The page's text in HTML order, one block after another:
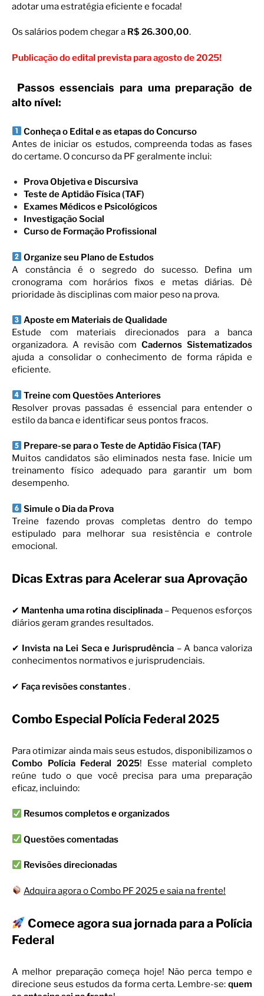
adotar uma estratégia eficiente e focada!
Os salários podem chegar a R$ 26.300,00.
Publicação do edital prevista para agosto de 2025!
Passos essenciais para uma preparação de
alto nível:
Conheça o Edital e as etapas do Concurso
Antes de iniciar os estudos, compreenda todas as fases
do certame. O concurso da PF geralmente inclui:
Prova Objetiva e Discursiva
Teste de Aptidão Física (TAF)
Exames Médicos e Psicológicos
Investigação Social
Curso de Formação Profissional
Organize seu Plano de Estudos
A constância é o segredo do sucesso. Defina um
cronograma com horários fixos e metas diárias. Dê
prioridade às disciplinas com maior peso na prova.
Aposte em Materiais de Qualidade
Estude com materiais direcionados para a banca
organizadora. A revisão comCadernos Sistematizados
ajuda a consolidar o conhecimento de forma rápida e
eficiente.
Treine com Questões Anteriores
Resolver provas passadas é essencial para entender o
estilo da banca e identificar seus pontos fracos.
Prepare-se para o Teste de Aptidão Física (TAF)
Muitos candidatos são eliminados nesta fase. Inicie um
treinamento físico adequado para garantir um bom
desempenho.
Simule o Dia da Prova
Treine fazendo provas completas dentro do tempo
estipulado para melhorar sua resistência e controle
emocional.
Dicas Extras para Acelerar sua Aprovação
✔ Mantenha uma rotina disciplinada– Pequenos esforços
diários geram grandes resultados.
✔ Invista na Lei Seca e Jurisprudência – A banca valoriza
conhecimentos normativos e jurisprudenciais.
✔ Faça revisões constantes.
Combo Especial Polícia Federal 2025
Para otimizar ainda mais seus estudos, disponibilizamos o
Combo Polícia Federal 2025! Esse material completo
reúne tudo o que você precisa para uma preparação
eficaz, incluindo:
Resumos completos e organizados
Questões comentadas
Revisões direcionadas
Adquira agora o Combo PF 2025 e saia na frente!
Comece agora sua jornada para a Polícia
Federal
A melhor preparação começa hoje! Não perca tempo e
direcione seus estudos da forma certa. Lembre-se: quem